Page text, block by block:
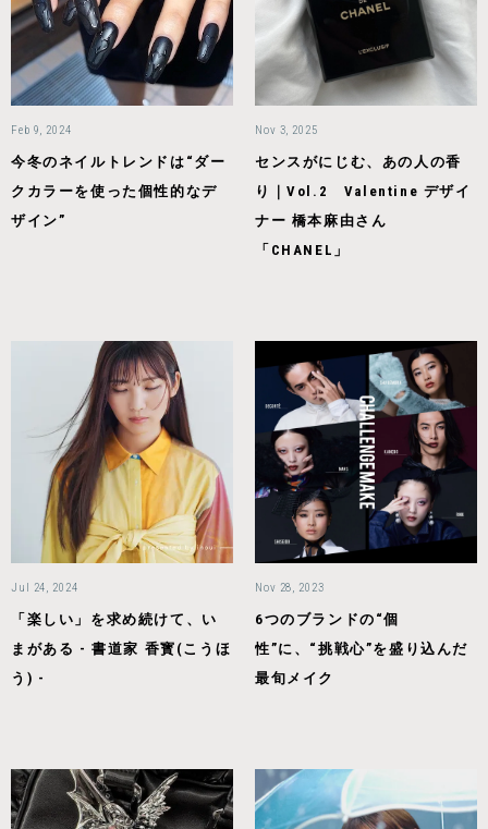
Feb 9, 2024
今冬のネイルトレンドは“ダー
クカラーを使った個性的なデ
ザイン”
Nov 3, 2025
センスがにじむ、あの人の香
り｜Vol.2 Valentine デザイ
ナー 橋本麻由さん
「CHANEL」
Jul 24, 2024
「楽しい」を求め続けて、い
まがある - 書道家 香寳(こうほ
う) -
Nov 28, 2023
6つのブランドの“個
性”に、“挑戦心”を盛り込んだ
最旬メイク